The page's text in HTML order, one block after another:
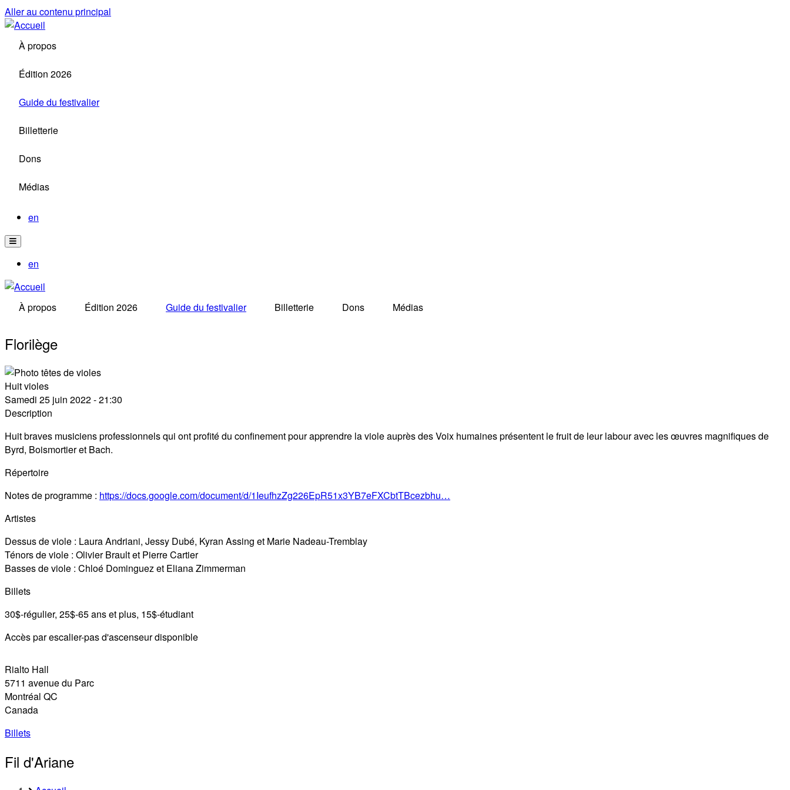
Aller au contenu principal
À propos
Édition 2026
Guide du festivalier
Billetterie
Dons
Médias
en
en
À propos Édition 2026 Guide du festivalier Billetterie Dons Médias
Florilège
Huit violes
Samedi 25 juin 2022 - 21:30
Description
Huit braves musiciens professionnels qui ont profité du confinement pour apprendre la viole auprès des Voix humaines présentent le fruit de leur labour avec les œuvres magnifiques de
Byrd, Boismortier et Bach.
Répertoire
Notes de programme : https://docs.google.com/document/d/1IeufhzZg226EpR51x3YB7eFXCbtTBcezbhu…
Artistes
Dessus de viole : Laura Andriani, Jessy Dubé, Kyran Assing et Marie Nadeau-Tremblay
Ténors de viole : Olivier Brault et Pierre Cartier
Basses de viole : Chloé Dominguez et Eliana Zimmerman
Billets
30$-régulier, 25$-65 ans et plus, 15$-étudiant
Accès par escalier-pas d'ascenseur disponible
Rialto Hall
5711 avenue du Parc
Montréal QC
Canada
Billets
Fil d'Ariane